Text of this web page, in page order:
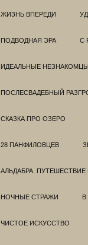
ЖИЗНЬ ВПЕРЕДИ
ПОДВОДНАЯ ЭРА С
ИДЕАЛЬНЫЕ НЕЗНАКОМЦЫ
ПОСЛЕСВАДЕБНЫЙ
СКАЗКА ПРО ОЗЕРО
28 ПАНФИЛОВЦЕВ
АЛЬДАБРА.
НОЧНЫЕ СТРАЖИ
ЧИСТОЕ ИСКУССТВО